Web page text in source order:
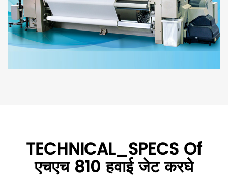
TECHNICAL_SPECS Of
एचएच 810 हवाई जेट करघे